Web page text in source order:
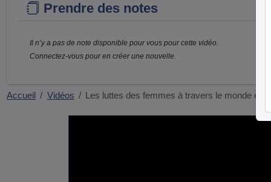
Prendre des notes
Il n’y a pas de note disponible pour vous pour cette vidéo.
Connectez-vous pour en créer une nouvelle.
Accueil Vidéos Les luttes des femmes à travers le monde et …